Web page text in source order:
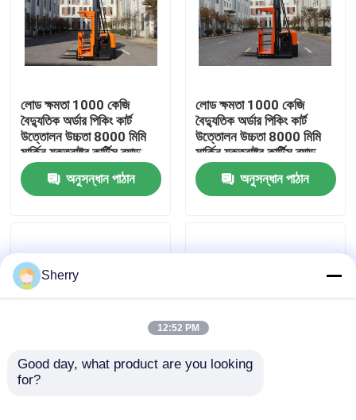
পণ্য
ভিডিও
আমাদের সম্পর্কে
কারখানা ভ্রমণ
যোগাযোগ করুন
ব্লগ
লোড ক্ষমতা 1000 কেজি
বৈদ্যুতিক অর্ডার পিকিং কার্ট
উত্তোলন উচ্চতা 8000 মিমি
মার্কিন যুক্তরাষ্ট্র কার্টিস ব্র্যান্ড
ড্রাইভ নিয়ন্ত্রণ সিস্টেম
অনুসন্ধান পাঠান
লোড ক্ষমতা 1000 কেজি
বৈদ্যুতিক অর্ডার পিকিং কার্ট
উত্তোলন উচ্চতা 8000 মিমি
মার্কিন যুক্তরাষ্ট্র কার্টিস ব্র্যান্ড
ড্রাইভ নিয়ন্ত্রণ সিস্টেম
অনুসন্ধান পাঠান
লোড ক্ষমতা 1000 কেজি
Sherry
12:52 PM
Good day, what product are you looking
for?